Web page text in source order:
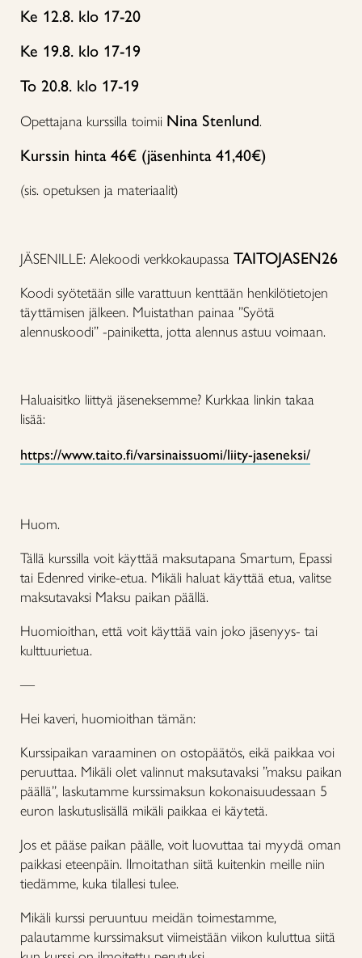
Ke 12.8. klo 17-20
Ke 19.8. klo 17-19
To 20.8. klo 17-19
Opettajana kurssilla toimii Nina Stenlund.
Kurssin hinta 46€ (jäsenhinta 41,40€)
(sis. opetuksen ja materiaalit)
JÄSENILLE: Alekoodi verkkokaupassa TAITOJASEN26
Koodi syötetään sille varattuun kenttään henkilötietojen
täyttämisen jälkeen. Muistathan painaa ”Syötä
alennuskoodi” -painiketta, jotta alennus astuu voimaan.
Haluaisitko liittyä jäseneksemme? Kurkkaa linkin takaa
lisää:
https://www.taito.fi/varsinaissuomi/liity-jaseneksi/
Huom.
Tällä kurssilla voit käyttää maksutapana Smartum, Epassi
tai Edenred virike-etua. Mikäli haluat käyttää etua, valitse
maksutavaksi Maksu paikan päällä.
Huomioithan, että voit käyttää vain joko jäsenyys- tai
kulttuurietua.
—
Hei kaveri, huomioithan tämän:
Kurssipaikan varaaminen on ostopäätös, eikä paikkaa voi
peruuttaa. Mikäli olet valinnut maksutavaksi ”maksu paikan
päällä”, laskutamme kurssimaksun kokonaisuudessaan 5
euron laskutuslisällä mikäli paikkaa ei käytetä.
Jos et pääse paikan päälle, voit luovuttaa tai myydä oman
paikkasi eteenpäin. Ilmoitathan siitä kuitenkin meille niin
tiedämme, kuka tilallesi tulee.
Mikäli kurssi peruuntuu meidän toimestamme,
palautamme kurssimaksut viimeistään viikon kuluttua siitä